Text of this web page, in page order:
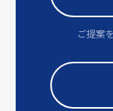
ご提案